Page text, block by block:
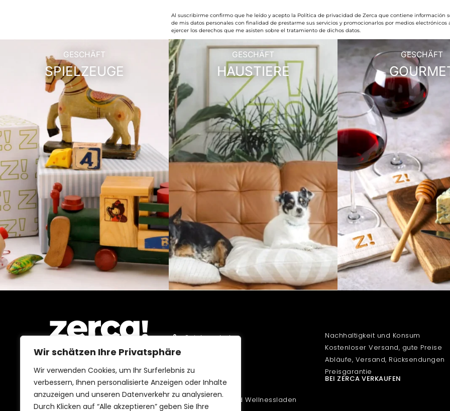
Wir schätzen Ihre Privatsphäre
Wir verwenden Cookies, um Ihr Surferlebnis zu
verbessern, Ihnen personalisierte Anzeigen oder Inhalte
anzuzeigen und unseren Datenverkehr zu analysieren.
Durch Klicken auf “Alle akzeptieren” geben Sie Ihre
Al suscribirme confirmo que he leído y acepto la Política de privacidad de Zerca que contiene información
de mis datos personales con finalidad de prestarme sus servicios y promocionarlos por medios electrónicos
ejercer los derechos que me asisten sobre el tratamiento de dichos datos.
GESCHÄFT
SPIELZEUGE
GESCHÄFT
HAUSTIERE
GESCHÄFT
Lokale Geschäfte, Produzenten
und Vertriebspartner. Sie zahlen
hier Steuern und stärken
Wirtschaft und Beschäftigung in
deiner Gemeinschaft.
Spielzeugladen
Drogerieladen
Haustierladen
Schönheits- und Wellnessladen
Nachhaltigkeit und Konsum
Kostenloser Versand, gute Preise
Abläufe, Versand, Rücksendungen
Preisgarantie
BEI ZERCA VERKAUFEN